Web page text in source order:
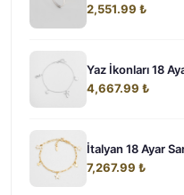
2,551.99 ₺
Yaz İkonları 18
4,667.99 ₺
İtalyan 18 Ayar
7,267.99 ₺